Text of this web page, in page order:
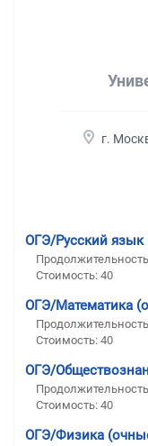
г.
ОГЭ/Русский
Стоимость: 40
ОГЭ/Математика
Стоимость: 40
ОГЭ/
Стоимость: 40
ОГЭ/Физика